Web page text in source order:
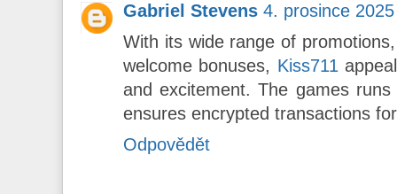
Gabriel Stevens 4. prosince
With its wide range of
welcome bonuses, Kiss711
and excitement. The games
ensures encrypted transactions
Odpovědět